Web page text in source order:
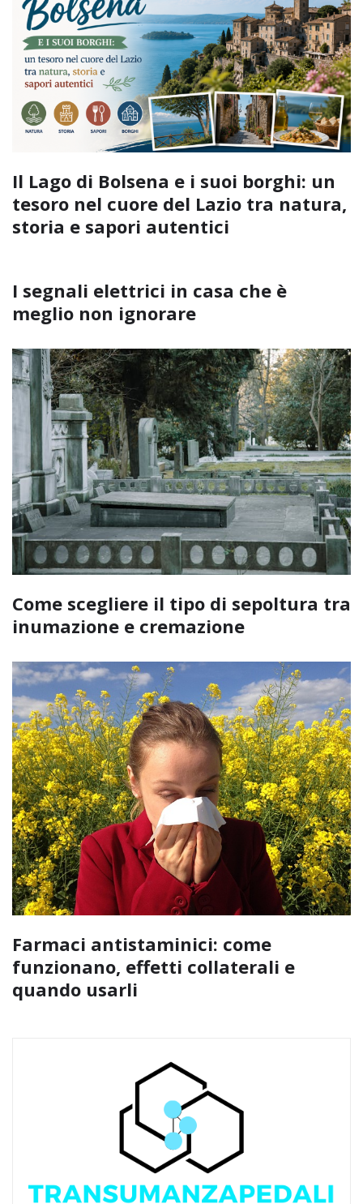
Il Lago di Bolsena e i suoi borghi: un
tesoro nel cuore del Lazio tra natura,
storia e sapori autentici
I segnali elettrici in casa che è
meglio non ignorare
Come scegliere il tipo di sepoltura tra
inumazione e cremazione
Farmaci antistaminici: come
funzionano, effetti collaterali e
quando usarli